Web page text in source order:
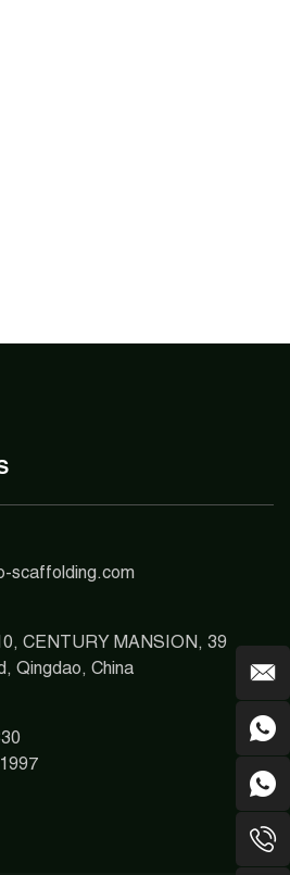
scaffolding.com
CENTURY MANSION, 39
Qingdao, China